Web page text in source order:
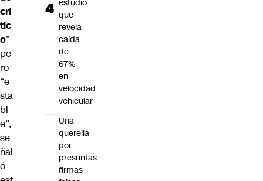
crí
tic
o”
pe
ro
“e
sta
bl
e”,
se
ñal
ó
estudio
que
revela
caída
de
67%
en
velocidad
vehicular
Una
querella
por
presuntas
firmas